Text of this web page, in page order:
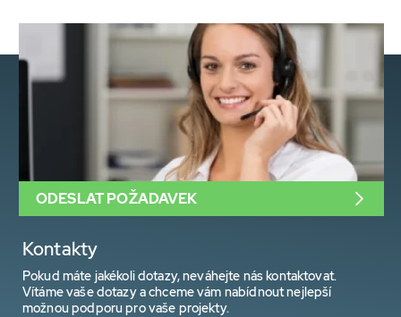
Kontakty
Pokud máte jakékoli dotazy, neváhejte nás kontaktovat.
Vítáme vaše dotazy a chceme vám nabídnout nejlepší
možnou podporu pro vaše projekty.
ODESLAT POŽADAVEK